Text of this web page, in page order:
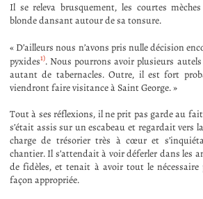
Il se releva brusquement, les courtes
blonde dansant autour de sa tonsure.
« D’ailleurs nous n’avons pris nulle décision
pyxides1). Nous pourrons avoir plusieurs
autant de tabernacles. Outre, il est fort
viendront faire visitance à Saint George. »
Tout à ses réflexions, il ne prit pas garde au
s’était assis sur un escabeau et regardait vers
charge de trésorier très à cœur et
chantier. Il s’attendait à voir déferler dans les
de fidèles, et tenait à avoir tout le nécessaire
façon appropriée.